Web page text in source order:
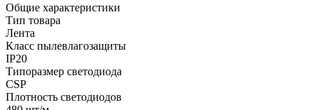
Общие характеристики
Тип товара
Лента
Класс пылевлагозащиты
IP20
Типоразмер светодиода
CSP
Плотность светодиодов